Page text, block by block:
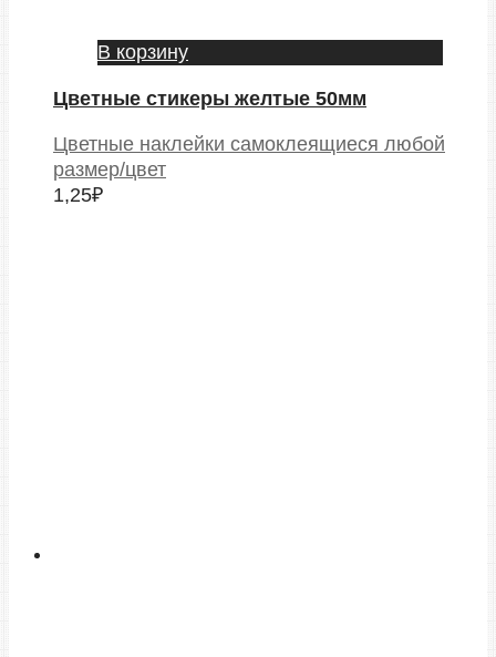
В корзину
Цветные стикеры желтые 50мм
Цветные наклейки самоклеящиеся любой
размер/цвет
1,25₽